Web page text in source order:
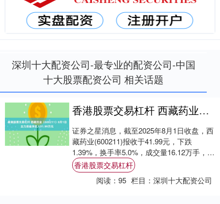
深圳十大配资公司-最专业的配资公司-中国
十大股票配资公司 相关话题
香港股票交易杠杆 西藏药业（600211）8月1日主力资金净买入91.99万元
证券之星消息，截至2025年8月1日收盘，西
藏药业(600211)报收于41.99元，下跌
1.39%，换手率5.0%，成交量16.12万手，成
交额6.87亿元。....
香港股票交易杠杆
阅读：95 栏目：深圳十大配资公司